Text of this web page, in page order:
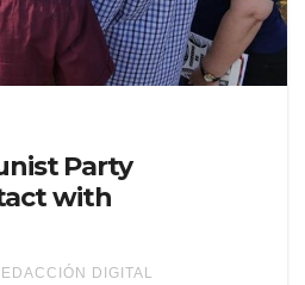
Party
with
DIGITAL